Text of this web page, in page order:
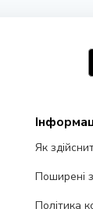
Як
Поширені
Політика